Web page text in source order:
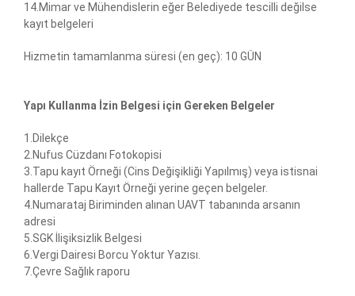
14.Mimar ve Mühendislerin eğer Belediyede tescilli değilse
kayıt belgeleri
Hizmetin tamamlanma süresi (en geç): 10 GÜN
Yapı Kullanma İzin Belgesi için Gereken Belgeler
1.Dilekçe
2.Nufus Cüzdanı Fotokopisi
3.Tapu kayıt Örneği (Cins Değişikliği Yapılmış) veya istisnai
hallerde Tapu Kayıt Örneği yerine geçen belgeler.
4.Numarataj Biriminden alınan UAVT tabanında arsanın
adresi
5.SGK İlişiksizlik Belgesi
6.Vergi Dairesi Borcu Yoktur Yazısı.
7.Çevre Sağlık raporu